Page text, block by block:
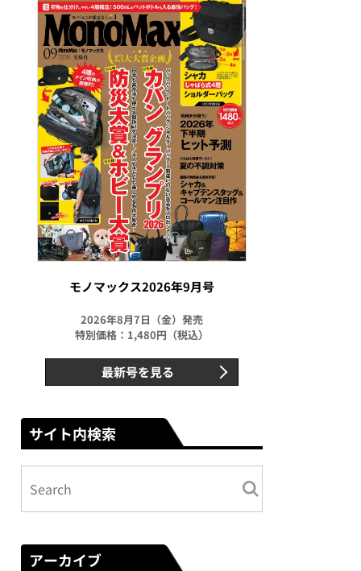
モノマックス2026年9月号
2026年8月7日（金）発売
特別価格：1,480円（税込）
最新号を見る
サイト内検索
アーカイブ